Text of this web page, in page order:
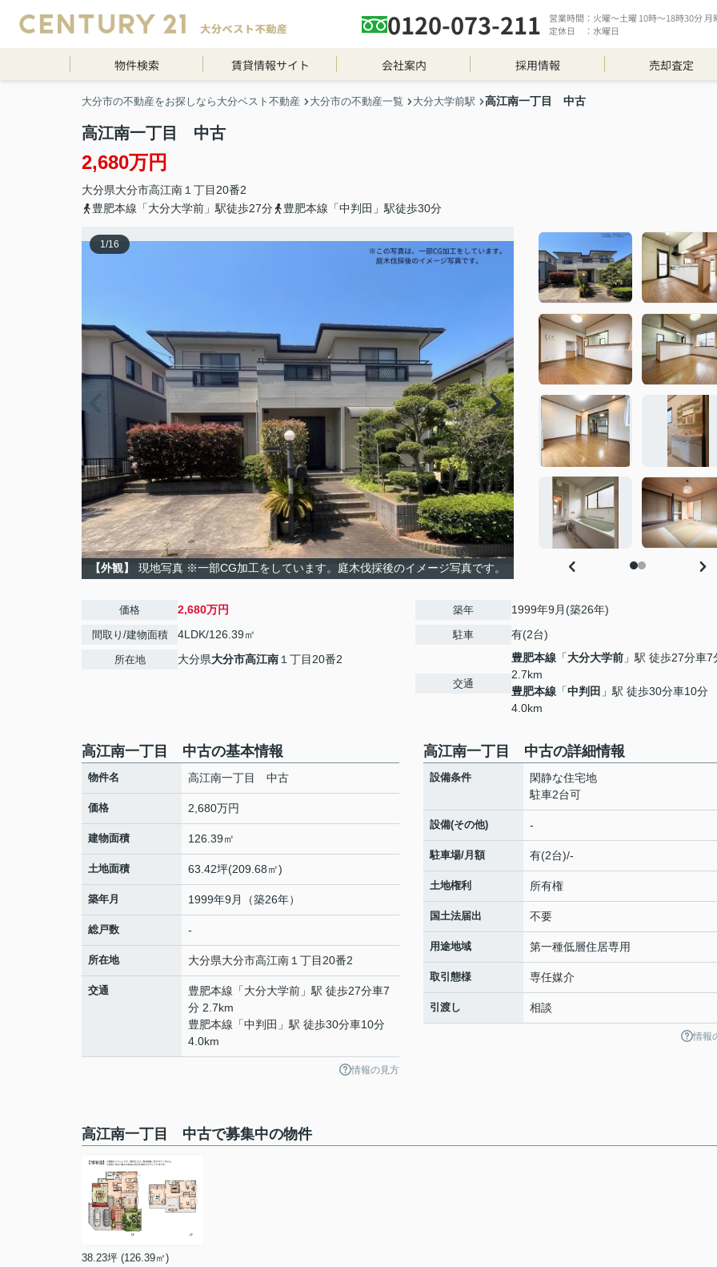
0120-073-211
営業時間：火曜～土曜 10時～18時30分
定休日 ：水曜日
物件検索 賃貸情報サイト 会社案内 採用情報 売却査定
大分市の不動産をお探しなら大分ベスト不動産 大分市の不動産一覧 大分大学前駅 高江南一丁目 中古
高江南一丁目 中古
2,680万円
大分県大分市高江南 １丁目20番2
豊肥本線「大分大学前」駅徒歩27分
豊肥本線「中判田」駅徒歩30分
1/16
【外観】 現地写真 ※一部CG加工をしています。庭木伐採後のイメージ写真です。
価格 2,680万円
間取り/建物面積 4LDK/126.39㎡
所在地 大分県大分市高江南 １丁目20番2
築年 1999年9月(築26年)
駐車 有(2台)
交通
豊肥本線 「大分大学前 」駅 徒歩27分車7
2.7km
豊肥本線 「中判田 」駅 徒歩30分車10分
4.0km
高江南一丁目 中古の基本情報
物件名 高江南一丁目 中古
価格 2,680万円
建物面積 126.39㎡
土地面積 63.42坪(209.68㎡)
築年月 1999年9月（築26年）
総戸数 -
所在地 大分県大分市高江南 １丁目20番2
交通 豊肥本線 「大分大学前 」駅 徒歩27分車7
分 2.7km
豊肥本線 「中判田 」駅 徒歩30分車10分
4.0km
情報の見方
高江南一丁目 中古の詳細情報
設備条件
閑静な住宅地
駐車2台可
設備(その他) -
駐車場/月額 有(2台)/-
土地権利 所有権
国土法届出 不要
用途地域 第一種低層住居専用
取引態様 専任媒介
引渡し 相談
情報
高江南一丁目 中古で募集中の物件
38.23坪 (126.39㎡)